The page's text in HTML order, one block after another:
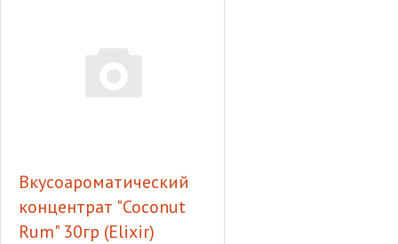
Вкусоароматический
концентрат "Coconut
Rum" 30гр (Elixir)